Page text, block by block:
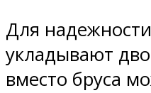
Для
укладывают
вместо бруса